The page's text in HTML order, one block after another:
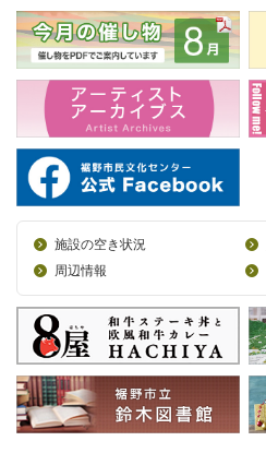
施設の空き状況
周辺情報